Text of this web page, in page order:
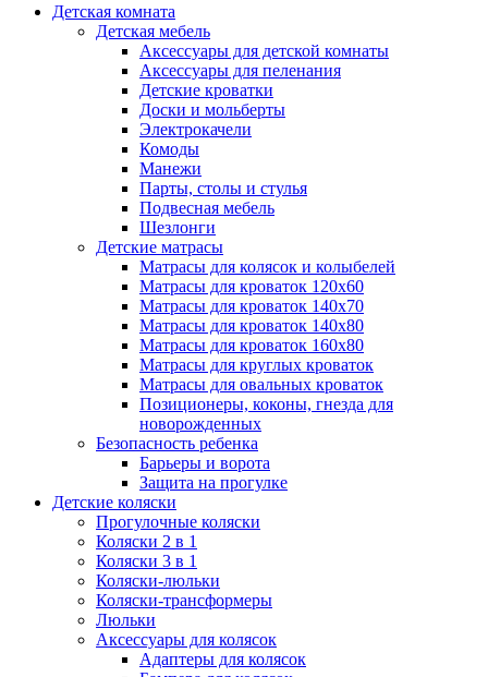
Детская комната
Детская мебель
Аксессуары для детской комнаты
Аксессуары для пеленания
Детские кроватки
Доски и мольберты
Электрокачели
Комоды
Манежи
Парты, столы и стулья
Подвесная мебель
Шезлонги
Детские матрасы
Матрасы для колясок и колыбелей
Матрасы для кроваток 120х60
Матрасы для кроваток 140х70
Матрасы для кроваток 140х80
Матрасы для кроваток 160х80
Матрасы для круглых кроваток
Матрасы для овальных кроваток
Позиционеры, коконы, гнезда для
новорожденных
Безопасность ребенка
Барьеры и ворота
Защита на прогулке
Детские коляски
Прогулочные коляски
Коляски 2 в 1
Коляски 3 в 1
Коляски-люльки
Коляски-трансформеры
Люльки
Аксессуары для колясок
Адаптеры для колясок